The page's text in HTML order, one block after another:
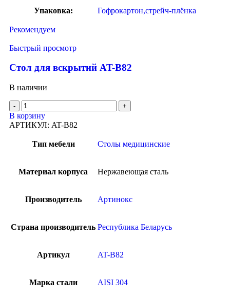
Упаковка: Гофрокартон,стрейч-плёнка
Рекомендуем
Быстрый просмотр
Стол для вскрытий AT-B82
В наличии
В корзину
АРТИКУЛ: AT-B82
Тип мебели Столы медицинские
Материал корпуса Нержавеющая сталь
Производитель Артинокс
Страна производитель Республика Беларусь
Артикул AT-B82
Марка стали AISI 304